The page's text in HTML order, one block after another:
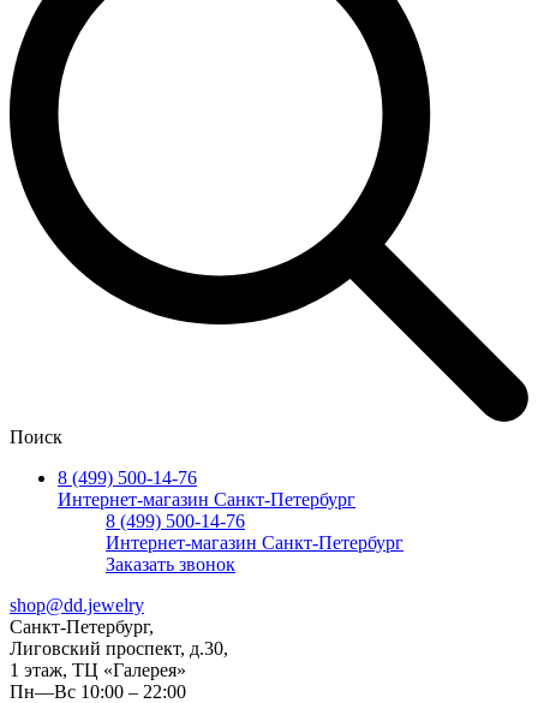
Поиск
8 (499) 500-14-76
Интернет-магазин Санкт-Петербург
8 (499) 500-14-76
Интернет-магазин Санкт-Петербург
Заказать звонок
shop@dd.jewelry
Санкт-Петербург,
Лиговский проспект, д.30,
1 этаж, ТЦ «Галерея»
Пн—Вс 10:00 – 22:00